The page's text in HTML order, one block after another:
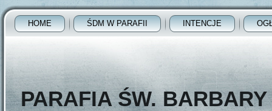
HOME ŚDM W PARAFII INTENCJE
PARAFIA ŚW.